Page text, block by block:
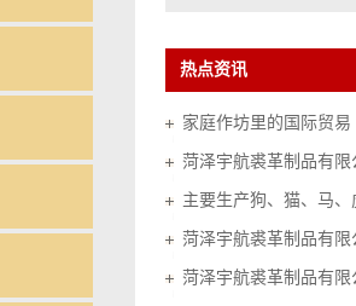
热点资讯
家庭作坊里的国际贸易
菏泽宇航裘革制品有
菏泽宇航裘革制品有限
菏泽宇航裘革制品有限